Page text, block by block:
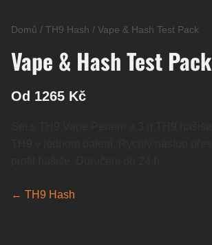
Domů / TH9 Hash / Vape & Hash Test Pack
Vape & Hash Test Pack
Od 1265 Kč
← TH9 Hash